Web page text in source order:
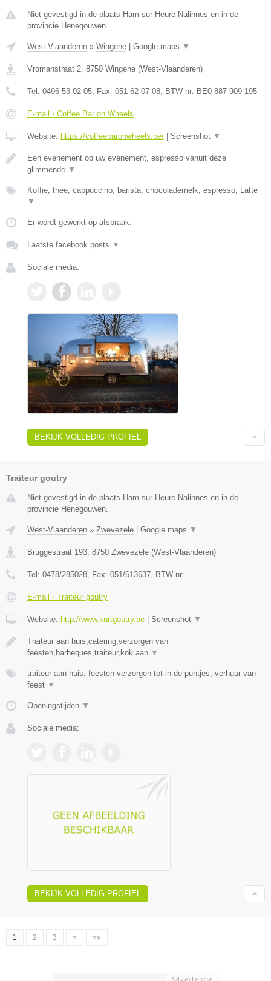
Niet gevestigd in de plaats Ham sur Heure Nalinnes en in de
provincie Henegouwen.
West-Vlaanderen » Wingene | Google maps ▼
Vromanstraat 2 8750 Wingene (West-Vlaanderen)
Tel: 0496 53 02 05 , Fax: 051 62 07 08 , BTW-nr: BE0 887 909 195
E-mail › Coffee Bar on Wheels
Website: https://coffeebaronwheels.be/ | Screenshot ▼
Een evenement op uw evenement, espresso vanuit deze
glimmende ▼
Koffie, thee, cappuccino, barista, chocolademelk, espresso, Latte
▼
Er wordt gewerkt op afspraak.
Laatste facebook posts ▼
Sociale media:
BEKIJK VOLLEDIG PROFIEL
Traiteur goutry
Niet gevestigd in de plaats Ham sur Heure Nalinnes en in de
provincie Henegouwen.
West-Vlaanderen » Zwevezele Google maps ▼
Bruggestraat 193, 8750 Zwevezele (West-Vlaanderen)
Tel: 0478/285028, Fax: 051/613637, BTW-nr: -
E-mail › Traiteur goutry
Website: http://www.kurtgoutry.be Screenshot ▼
Traiteur aan huis,catering,verzorgen van
feesten,barbeques,traiteur,kok aan ▼
traiteur aan huis, feesten verzorgen tot in de puntjes, verhuur van
feest ▼
Openingstijden ▼
Sociale media:
BEKIJK VOLLEDIG PROFIEL
1 2 3 » »»